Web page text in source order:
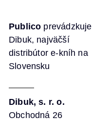
Publico prevádzkuje
Dibuk, najväčší
distribútor e-kníh na
Slovensku
Dibuk, s. r. o.
Obchodná 26